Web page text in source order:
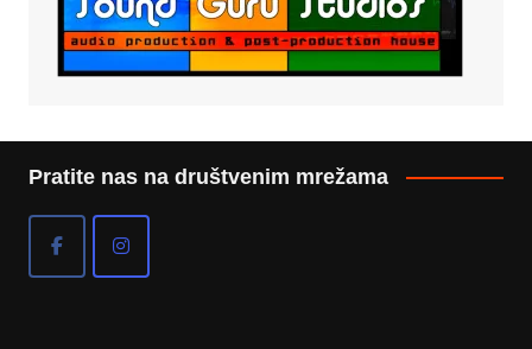
Pratite nas na društvenim mrežama